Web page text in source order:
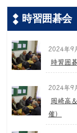
時習囲碁会
2024年9
時習囲
2024年9
岡崎高
催）